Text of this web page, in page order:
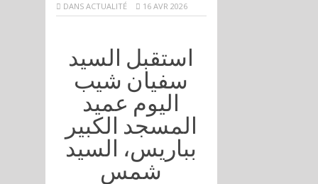
DANS ACTUALITÉ 16 AVR 2026
استقبل السيد
سفيان شيب
اليوم عميد
المسجد الكبير
بباريس، السيد
شمس